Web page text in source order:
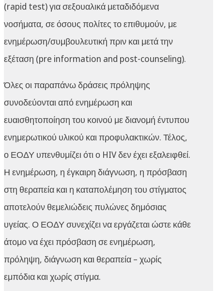
(rapid test) για σεξουαλικά μεταδιδόμενα
νοσήματα, σε όσους πολίτες το επιθυμούν, με
ενημέρωση/συμβουλευτική πριν και μετά την
εξέταση (pre information and post-counseling).
Όλες οι παραπάνω δράσεις πρόληψης
συνοδεύονται από ενημέρωση και
ευαισθητοποίηση του κοινού με διανομή έντυπου
ενημερωτικού υλικού και προφυλακτικών. Τέλος,
ο ΕΟΔΥ υπενθυμίζει ότι ο HIV δεν έχει εξαλειφθεί.
Η ενημέρωση, η έγκαιρη διάγνωση, η πρόσβαση
στη θεραπεία και η καταπολέμηση του στίγματος
αποτελούν θεμελιώδεις πυλώνες δημόσιας
υγείας. Ο ΕΟΔΥ συνεχίζει να εργάζεται ώστε κάθε
άτομο να έχει πρόσβαση σε ενημέρωση,
πρόληψη, διάγνωση και θεραπεία – χωρίς
εμπόδια και χωρίς στίγμα.